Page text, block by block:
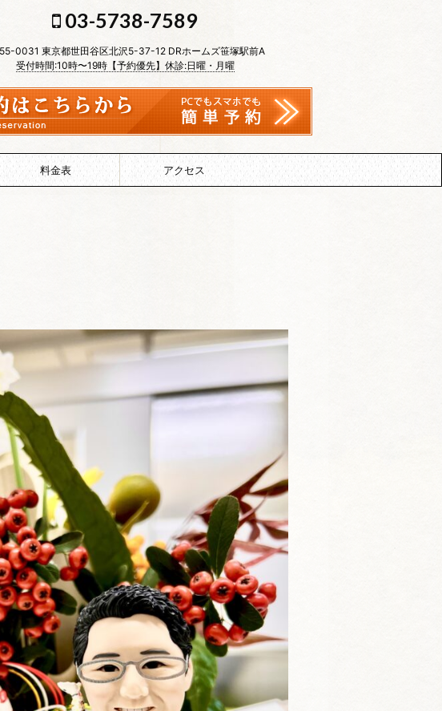
03-5738-7589
0031 東京都世田谷区北沢5-37-12 DRホームズ笹塚駅前A
受付時間:10時〜19時【予約優先】休診:日曜・月曜
料金表 アクセス